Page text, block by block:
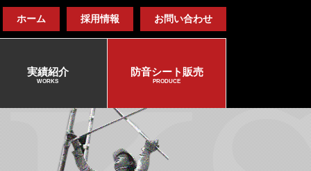
ホーム 採用情報 お問い合わせ
実績紹介
WORKS
防音シート販売
PRODUCE